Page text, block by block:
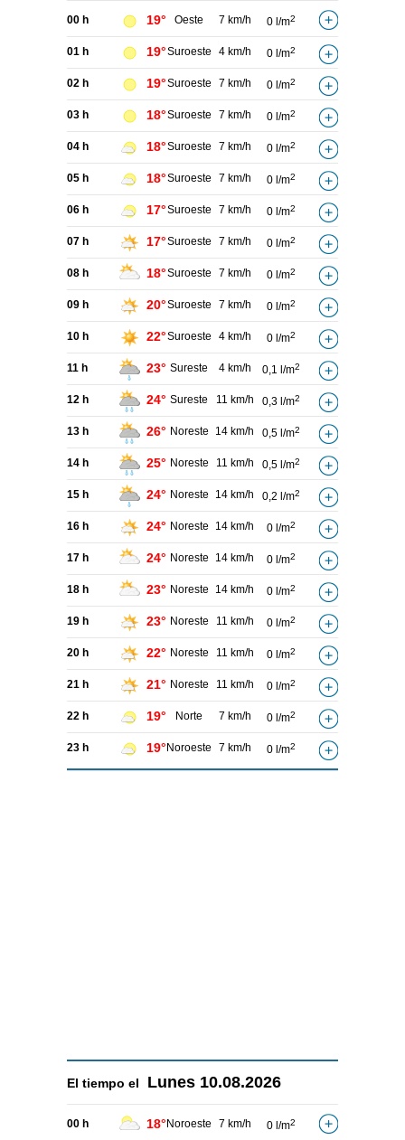
00 h 19° Oeste 7 km/h 0 l/m2
01 h 19°Suroeste 4 km/h 0 l/m2
02 h 19°Suroeste 7 km/h 0 l/m2
03 h 18°Suroeste 7 km/h 0 l/m2
04 h 18°Suroeste 7 km/h 0 l/m2
05 h 18°Suroeste 7 km/h 0 l/m2
06 h 17°Suroeste 7 km/h 0 l/m2
07 h 17°Suroeste 7 km/h 0 l/m2
08 h 18°Suroeste 7 km/h 0 l/m2
09 h 20°Suroeste 7 km/h 0 l/m2
10 h 22°Suroeste 4 km/h 0 l/m2
11 h 23° Sureste 4 km/h 0,1 l/m2
12 h 24° Sureste 11 km/h 0,3 l/m2
13 h 26° Noreste 14 km/h 0,5 l/m2
14 h 25° Noreste 11 km/h 0,5 l/m2
15 h 24° Noreste 14 km/h 0,2 l/m2
16 h 24° Noreste 14 km/h 0 l/m2
17 h 24° Noreste 14 km/h 0 l/m2
18 h 23° Noreste 14 km/h 0 l/m2
19 h 23° Noreste 11 km/h 0 l/m2
20 h 22° Noreste 11 km/h 0 l/m2
21 h 21° Noreste 11 km/h 0 l/m2
22 h 19° Norte 7 km/h 0 l/m2
23 h 19° Noroeste 7 km/h 0 l/m2
El tiempo el Lunes 10.08.2026
00 h 18° Noroeste 7 km/h 0 l/m2